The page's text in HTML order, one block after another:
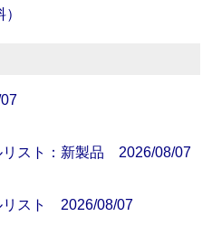
リスト：新製品 2026/08/07
リスト 2026/08/07